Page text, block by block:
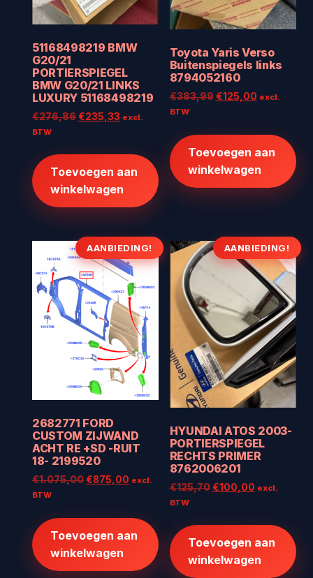
51168498219 BMW
G20/21
PORTIERSPIEGEL
BMW G20/21 LINKS
LUXURY 51168498219
€276,86Oorspronkelijke
€235,33 Huidige
€235,33.
excl.
BTW
Toevoegen aan
winkelwagen
Toyota Yaris Verso
Buitenspiegels links
8794052160
€383,99 Oorspronkelijke
€125,00Huidige
€125,00.
excl.
BTW
Toevoegen aan
winkelwagen
AANBIEDING!
2682771 FORD
CUSTOM ZIJWAND
ACHT RE +SD -RUIT
18- 2199520
€1.075,00Oorspronkelijke
€1.075,00.
€875,00 Huidige
€875,00.
excl.
BTW
Toevoegen aan
winkelwagen
AANBIEDING!
HYUNDAI ATOS 2003-
PORTIERSPIEGEL
RECHTS PRIMER
8762006201
€125,70 Oorspronkelijke
€100,00Huidige
€100,00.
excl.
BTW
Toevoegen aan
winkelwagen